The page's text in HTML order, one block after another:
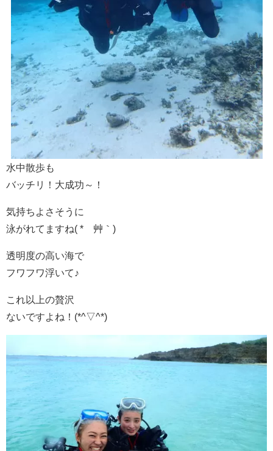
水中散歩も
バッチリ！大成功～！
気持ちよさそうに
泳がれてますね( *´艸｀)
透明度の高い海で
フワフワ浮いて♪
これ以上の贅沢
ないですよね！(*^▽^*)